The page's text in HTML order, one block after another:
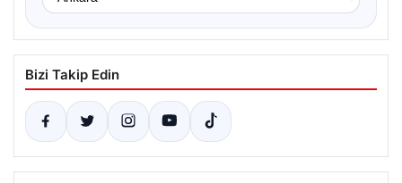
Bizi Takip Edin